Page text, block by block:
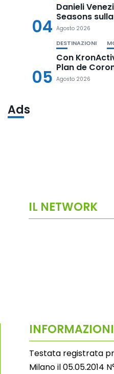
04
Danieli
Seasons
Agosto 2026
05
DESTINAZIONI
Con
Plan de
Agosto 2026
Ads
IL NETWORK
INFORMAZIONI
Testata registrata
Milano il 05.05.2014